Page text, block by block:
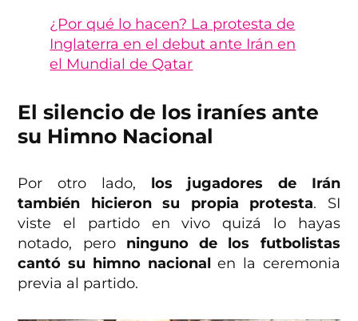
¿Por qué lo hacen? La protesta de
Inglaterra en el debut ante Irán en
el Mundial de Qatar
El silencio de los iraníes ante
su Himno Nacional
Por otro lado, los jugadores de Irán
también hicieron su propia protesta. SI
viste el partido en vivo quizá lo hayas
notado, pero ninguno de los futbolistas
cantó su himno nacionalen la ceremonia
previa al partido.